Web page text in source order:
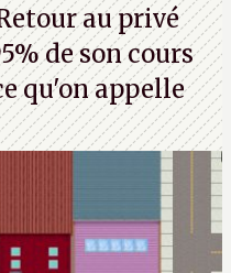
au privé
de son cours
qu'on appelle